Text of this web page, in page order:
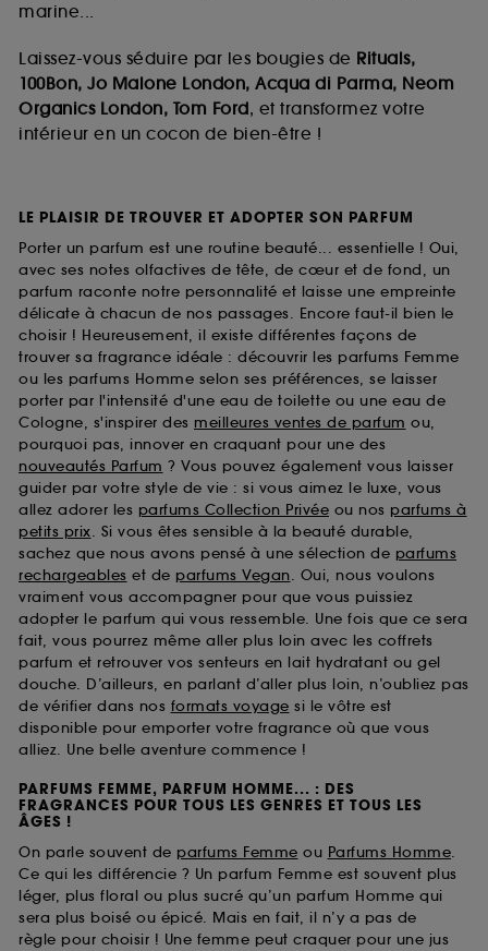
marine...
Laissez-vous séduire par les bougies de Rituals,
100Bon, Jo Malone London, Acqua di Parma, Neom
Organics London, Tom Ford, et transformez votre
intérieur en un cocon de bien-être !
LE PLAISIR DE TROUVER ET ADOPTER SON PARFUM
Porter un parfum est une routine beauté... essentielle ! Oui,
avec ses notes olfactives de tête, de cœur et de fond, un
parfum raconte notre personnalité et laisse une empreinte
délicate à chacun de nos passages. Encore faut-il bien le
choisir ! Heureusement, il existe différentes façons de
trouver sa fragrance idéale : découvrir les parfums Femme
ou les parfums Homme selon ses préférences, se laisser
porter par l'intensité d'une eau de toilette ou une eau de
Cologne, s'inspirer des meilleures ventes de parfum ou,
pourquoi pas, innover en craquant pour une des
nouveautés Parfum ? Vous pouvez également vous laisser
guider par votre style de vie : si vous aimez le luxe, vous
allez adorer les parfums Collection Privée ou nos parfums à
petits prix. Si vous êtes sensible à la beauté durable,
sachez que nous avons pensé à une sélection de parfums
rechargeables et de parfums Vegan. Oui, nous voulons
vraiment vous accompagner pour que vous puissiez
adopter le parfum qui vous ressemble. Une fois que ce sera
fait, vous pourrez même aller plus loin avec les coffrets
parfum et retrouver vos senteurs en lait hydratant ou gel
douche. D’ailleurs, en parlant d’aller plus loin, n’oubliez pas
de vérifier dans nos formats voyage si le vôtre est
disponible pour emporter votre fragrance où que vous
alliez. Une belle aventure commence !
PARFUMS FEMME, PARFUM HOMME... : DES
FRAGRANCES POUR TOUS LES GENRES ET TOUS LES
ÂGES !
On parle souvent de parfums Femme ou Parfums Homme.
Ce qui les différencie ? Un parfum Femme est souvent plus
léger, plus floral ou plus sucré qu’un parfum Homme qui
sera plus boisé ou épicé. Mais en fait, il n’y a pas de
règle pour choisir ! Une femme peut craquer pour une jus